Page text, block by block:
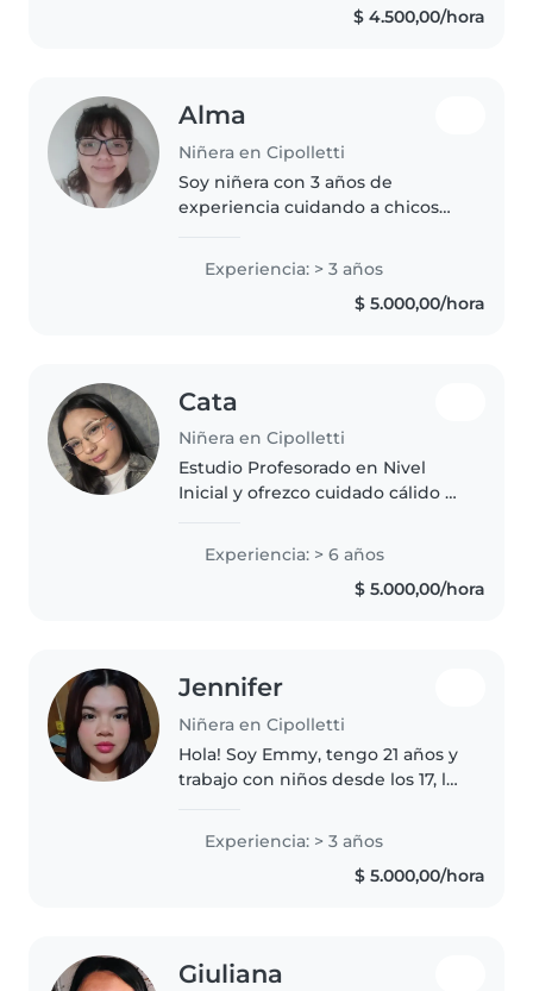
$ 4.500,00/hora
Alma
Niñera en Cipolletti
Soy niñera con 3 años de
experiencia cuidando a chicos
jugar con música y jugar. Soy
responsable, divertida y muy
Experiencia: > 3 años
$ 5.000,00/hora
Cata
Niñera en Cipolletti
Estudio Profesorado en Nivel
Inicial y ofrezco cuidado cálido y
edades. Con 6 años de
experiencia, más habilidades en
artes, música y ayuda escolar.
Experiencia: > 6 años
$ 5.000,00/hora
Jennifer
Niñera en Cipolletti
Hola! Soy Emmy, tengo 21 años y
trabajo con niños desde los 17, lo
experiencia, paciencia y mucho
cariño por este trabajo. Me
considero una persona
Experiencia: > 3 años
$ 5.000,00/hora
Giuliana